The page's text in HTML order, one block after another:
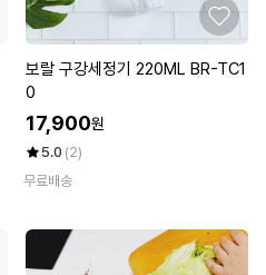
보랄 구강세정기 220ML BR-TC1
0
17,900원
5.0 (2)
무료배송